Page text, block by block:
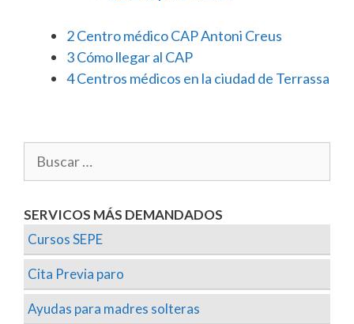
2Centro médico CAP Antoni Creus
3Cómo llegar al CAP
4Centros médicos en la ciudad de Terrassa
SERVICOS MÁS DEMANDADOS
Cursos SEPE
Cita Previa paro
Ayudas para madres solteras